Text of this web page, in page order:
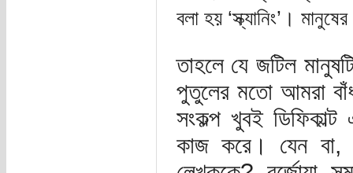
বলা হয় ‘স্ক্যানিং’।
তাহলে যে জটিল
পুতুলের মতো আমরা
সংকল্প খুবই
কাজ করে। যেন বা,